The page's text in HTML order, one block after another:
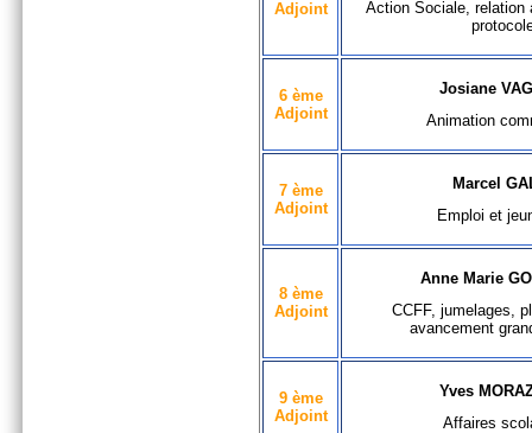
Adjoint
Action Sociale, relation
6 ème
Adjoint
Josiane
Animation
7 ème
Adjoint
Marcel
Emploi et
8 ème
Adjoint
Anne Marie
CCFF, jumelages,
avancement
9 ème
Adjoint
Yves
Affaires